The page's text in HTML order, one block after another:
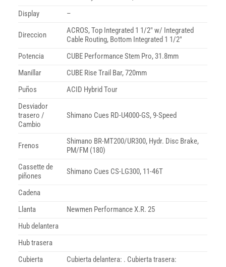
Display
–
Direccion
ACROS, Top Integrated 1 1/2″ w/ Integrated
Cable Routing, Bottom Integrated 1 1/2″
Potencia
CUBE Performance Stem Pro, 31.8mm
Manillar
CUBE Rise Trail Bar, 720mm
Puños
ACID Hybrid Tour
Desviador
trasero /
Cambio
Shimano Cues RD-U4000-GS, 9-Speed
Frenos
Shimano BR-MT200/UR300, Hydr. Disc Brake,
PM/FM (180)
Cassette de
piñones
Shimano Cues CS-LG300, 11-46T
Cadena
Llanta
Newmen Performance X.R. 25
Hub delantera
Hub trasera
Cubierta
Cubierta delantera: . Cubierta trasera: